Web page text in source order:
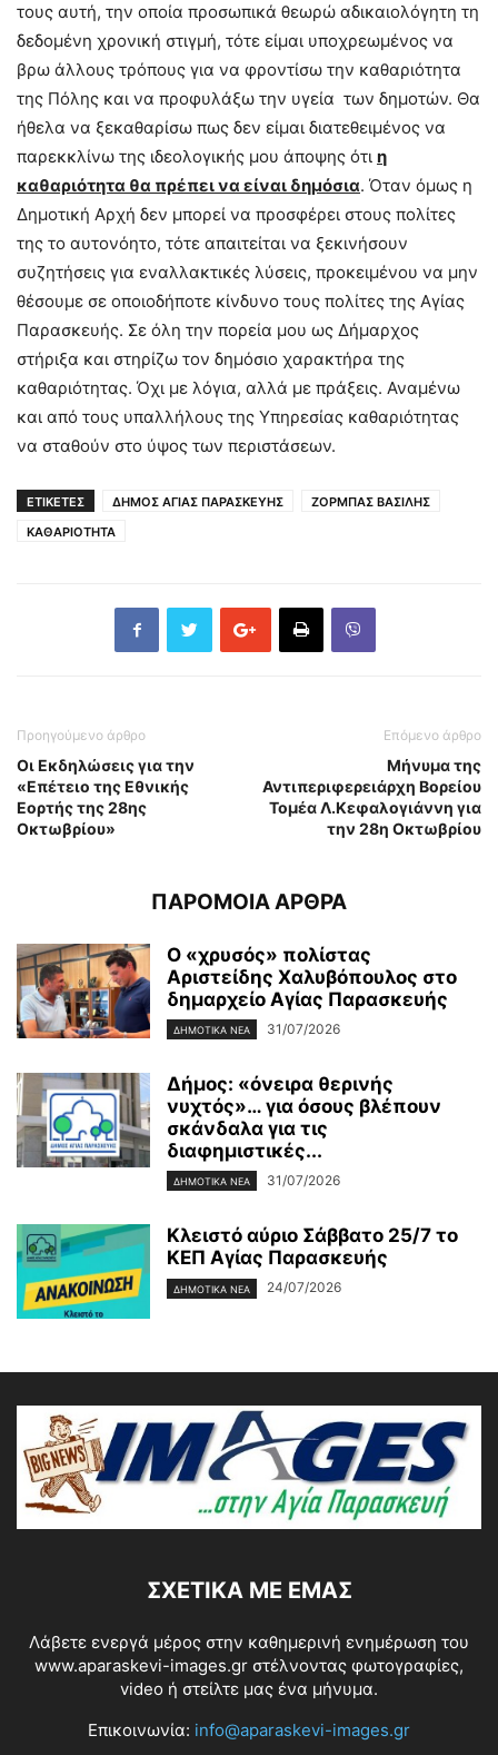
τους αυτή, την οποία προσωπικά θεωρώ αδικαιολόγητη τη
δεδομένη χρονική στιγμή, τότε είμαι υποχρεωμένος να
βρω άλλους τρόπους για να φροντίσω την καθαριότητα
της Πόλης και να προφυλάξω την υγεία των δημοτών. Θα
ήθελα να ξεκαθαρίσω πως δεν είμαι διατεθειμένος να
παρεκκλίνω της ιδεολογικής μου άποψης ότι η
καθαριότητα θα πρέπει να είναι δημόσια. Όταν όμως η
Δημοτική Αρχή δεν μπορεί να προσφέρει στους πολίτες
της το αυτονόητο, τότε απαιτείται να ξεκινήσουν
συζητήσεις για εναλλακτικές λύσεις, προκειμένου να μην
θέσουμε σε οποιοδήποτε κίνδυνο τους πολίτες της Αγίας
Παρασκευής. Σε όλη την πορεία μου ως Δήμαρχος
στήριξα και στηρίζω τον δημόσιο χαρακτήρα της
καθαριότητας. Όχι με λόγια, αλλά με πράξεις. Αναμένω
και από τους υπαλλήλους της Υπηρεσίας καθαριότητας
να σταθούν στο ύψος των περιστάσεων.
ΕΤΙΚΕΤΕΣ ΔΗΜΟΣ ΑΓΙΑΣ ΠΑΡΑΣΚΕΥΗΣ
ΖΟΡΜΠΑΣ ΒΑΣΙΛΗΣ
ΚΑΘΑΡΙΟΤΗΤΑ
Προηγούμενο άρθρο
Οι Εκδηλώσεις για την
«Επέτειο της Εθνικής
Εορτής της 28ης
Οκτωβρίου»
Επόμενο άρθρο
Μήνυμα της
Αντιπεριφερειάρχη Βορείου
Τομέα Λ.Κεφαλογιάννη για
την 28η Οκτωβρίου
ΠΑΡΟΜΟΙΑ ΑΡΘΡΑ
Ο «χρυσός» πολίστας
Αριστείδης Χαλυβόπουλος στο
δημαρχείο Αγίας Παρασκευής
ΔΗΜΟΤΙΚΑ ΝΕΑ 31/07/2026
Δήμος: «όνειρα θερινής
νυχτός»… για όσους βλέπουν
σκάνδαλα για τις
διαφημιστικές...
ΔΗΜΟΤΙΚΑ ΝΕΑ 31/07/2026
Κλειστό αύριο Σάββατο 25/7 το
ΚΕΠ Αγίας Παρασκευής
ΔΗΜΟΤΙΚΑ ΝΕΑ 24/07/2026
ΣΧΕΤΙΚΆ ΜΕ ΕΜΆΣ
Λάβετε ενεργά μέρος στην καθημερινή ενημέρωση του
www.aparaskevi-images.gr στέλνοντας φωτογραφίες,
video ή στείλτε μας ένα μήνυμα.
Επικοινωνία: info@aparaskevi-images.gr